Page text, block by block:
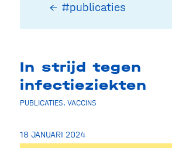
← #publicaties
In strijd tegen
infectieziekten
PUBLICATIES, VACCINS
18 JANUARI 2024